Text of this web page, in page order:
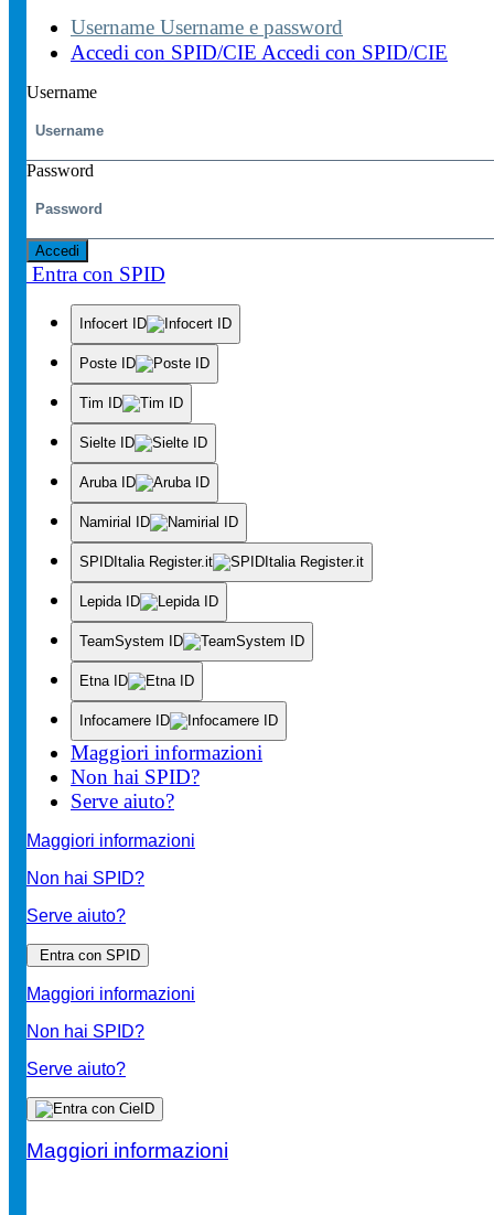
Username Username e password
Accedi con SPID/CIE Accedi con SPID/CIE
Username
Password
Accedi
Entra con SPID
Infocert ID
Poste ID
Tim ID
Sielte ID
Aruba ID
Namirial ID
SPIDItalia Register.it
Lepida ID
TeamSystem ID
Etna ID
Infocamere ID
Maggiori informazioni
Non hai SPID?
Serve aiuto?
Maggiori informazioni
Non hai SPID?
Serve aiuto?
Entra con SPID
Maggiori informazioni
Non hai SPID?
Serve aiuto?
Maggiori informazioni